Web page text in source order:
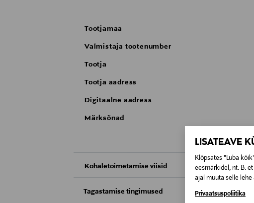
LISATEAVE
Klõpsates "Luba
eesmärkidel, nt. B.
ajal muuta selle lehe
Privaatsuspoliitika
Tootjamaa
Valmistaja tootenumber
Tootja
Tootja aadress
Digitaalne aadress
Märksõnad
Kohaletoimetamise viisid
Tagastamise tingimused